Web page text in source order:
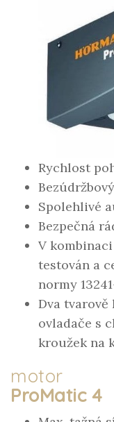
Rychlost
Spolehlivé
Bezpečná
V
testován a
normy
Dva tvarově
ovladače s
kroužek na
motor
ProMatic 4